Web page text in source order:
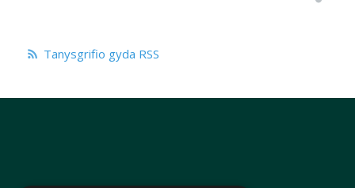
Tanysgrifio gyda RSS